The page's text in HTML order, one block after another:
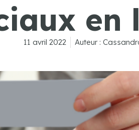
en
11 avril 2022 Auteur :